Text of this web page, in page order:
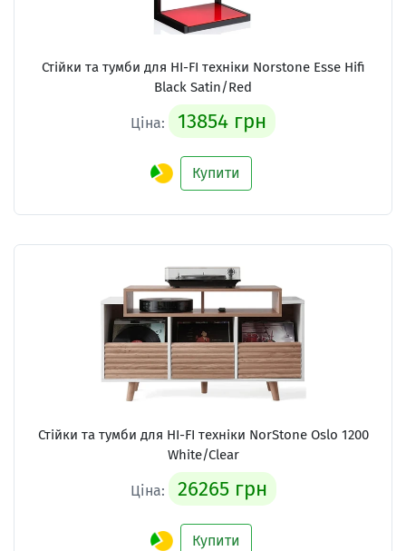
Стійки та тумби для HI-FI техніки Norstone Esse Hifi
Black Satin/Red
Ціна: 13854 грн
Купити
Стійки та тумби для HI-FI техніки NorStone Oslo 1200
White/Clear
Ціна: 26265 грн
Купити